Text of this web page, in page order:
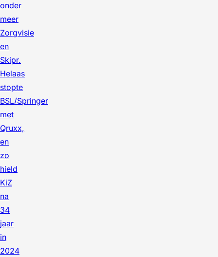
onder
meer
Zorgvisie
en
Skipr.
Helaas
stopte
BSL/Springer
met
Qruxx,
en
zo
hield
KiZ
na
34
jaar
in
2024